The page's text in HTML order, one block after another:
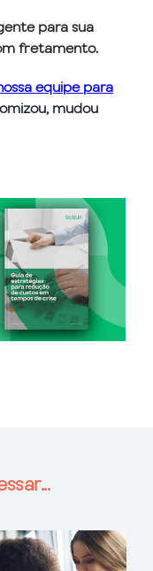
para sua
fretamento.
equipe para
mudou